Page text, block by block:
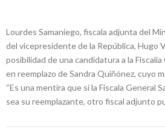
Lourdes Samaniego, fiscala adjunta del
del vicepresidente de la República, Hugo
posibilidad de una candidatura a la Fiscalía
en reemplazo de Sandra Quiñónez, cuyo
“Es una mentira que si la Fiscala General
sea su reemplazante, otro fiscal adjunto